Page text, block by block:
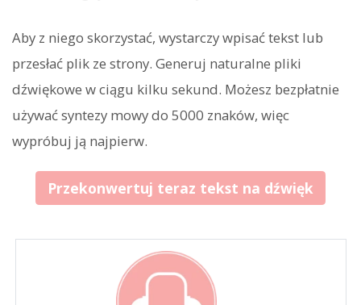
Aby z niego skorzystać, wystarczy wpisać tekst lub
przesłać plik ze strony. Generuj naturalne pliki
dźwiękowe w ciągu kilku sekund. Możesz bezpłatnie
używać syntezy mowy do 5000 znaków, więc
wypróbuj ją najpierw.
Przekonwertuj teraz tekst na dźwięk